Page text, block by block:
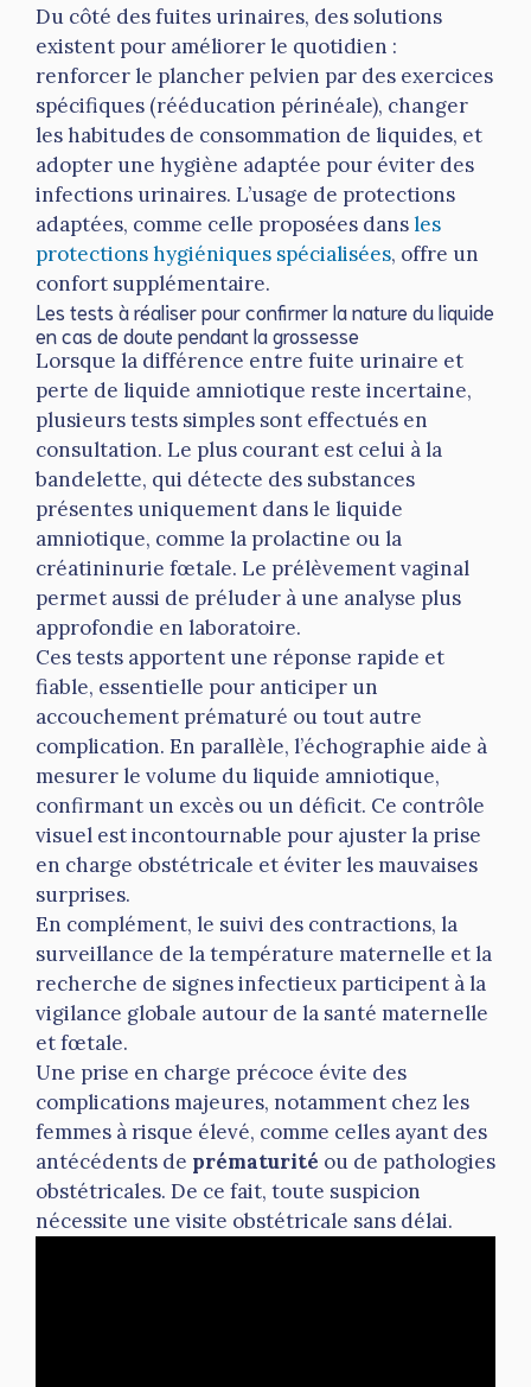
Du côté des fuites urinaires, des solutions
existent pour améliorer le quotidien :
renforcer le plancher pelvien par des exercices
spécifiques (rééducation périnéale), changer
les habitudes de consommation de liquides, et
adopter une hygiène adaptée pour éviter des
infections urinaires. L’usage de protections
adaptées, comme celle proposées dansles
protections hygiéniques spécialisées, offre un
confort supplémentaire.
Les tests à réaliser pour confirmer la nature du liquide
en cas de doute pendant la grossesse
Lorsque la différence entre fuite urinaire et
perte de liquide amniotique reste incertaine,
plusieurs tests simples sont effectués en
consultation. Le plus courant est celui à la
bandelette, qui détecte des substances
présentes uniquement dans le liquide
amniotique, comme la prolactine ou la
créatininurie fœtale. Le prélèvement vaginal
permet aussi de préluder à une analyse plus
approfondie en laboratoire.
Ces tests apportent une réponse rapide et
fiable, essentielle pour anticiper un
accouchement prématuré ou tout autre
complication. En parallèle, l’échographie aide à
mesurer le volume du liquide amniotique,
confirmant un excès ou un déficit. Ce contrôle
visuel est incontournable pour ajuster la prise
en charge obstétricale et éviter les mauvaises
surprises.
En complément, le suivi des contractions, la
surveillance de la température maternelle et la
recherche de signes infectieux participent à la
vigilance globale autour de la santé maternelle
et fœtale.
Une prise en charge précoce évite des
complications majeures, notamment chez les
femmes à risque élevé, comme celles ayant des
antécédents de prématurité ou de pathologies
obstétricales. De ce fait, toute suspicion
nécessite une visite obstétricale sans délai.